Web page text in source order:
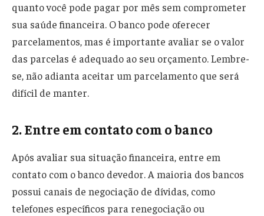
quanto você pode pagar por mês sem comprometer
sua saúde financeira. O banco pode oferecer
parcelamentos, mas é importante avaliar se o valor
das parcelas é adequado ao seu orçamento. Lembre-
se, não adianta aceitar um parcelamento que será
difícil de manter.
2. Entre em contato com o banco
Após avaliar sua situação financeira, entre em
contato com o banco devedor. A maioria dos bancos
possui canais de negociação de dívidas, como
telefones específicos para renegociação ou